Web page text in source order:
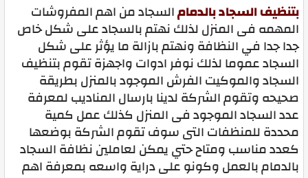
بتنظيف السجاد بالدمامالسجاد من اهم المفروشات
المهمه فى المنزل لذلك نهتم بالسجاد على شكل خاص
جدا جدا في النظافة ونهتم بازالة ما يؤثر على شكل
السجاد عموما لذلك نوفر ادوات واجهزة تقوم بتنظيف
السجاد والموكيت الفرش الموجود بالمنزل بطريقة
صحيحه وتقوم الشركة لدينا بارسال المناديب لمعرفة
عدد السجاد الموجود فى المنزل كذلك عمل كمية
محددة للمنظفات التى سوف تقوم الشركة بوضعها
كعدد مناسب ومتاح حتي يمكن لعاملين نظافة السجاد
بالدمام بالعمل وكونو على دراية واسعه بمعرفة اهم